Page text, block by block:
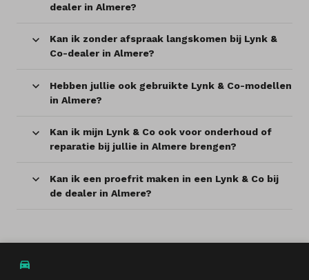
dealer in Almere?
Kan ik zonder afspraak langskomen bij Lynk &
Co-dealer in Almere?
Hebben jullie ook gebruikte Lynk & Co-modellen
in Almere?
Kan ik mijn Lynk & Co ook voor onderhoud of
reparatie bij jullie in Almere brengen?
Kan ik een proefrit maken in een Lynk & Co bij
de dealer in Almere?